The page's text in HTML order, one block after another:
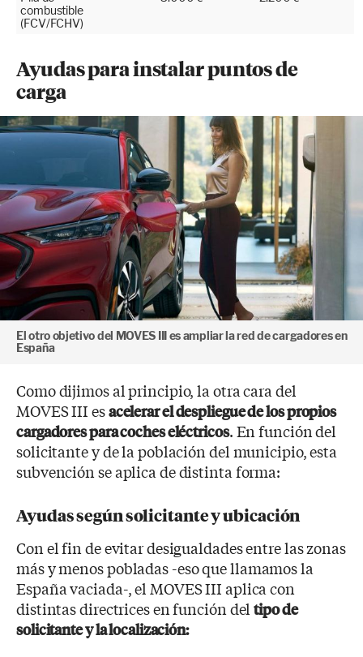
combustible
(FCV/FCHV)
Ayudas para instalar puntos de
carga
El otro objetivo del MOVES III es ampliar la red de cargadores en
España
Como dijimos al principio, la otra cara del
MOVES III esacelerar el despliegue de los propios
cargadores para coches eléctricos. En función del
solicitante y de la población del municipio, esta
subvención se aplica de distinta forma:
Ayudas según solicitante y ubicación
Con el fin de evitar desigualdades entre las zonas
más y menos pobladas -eso que llamamos la
España vaciada-, el MOVES III aplica con
distintas directrices en función deltipo de
solicitante y la localización: